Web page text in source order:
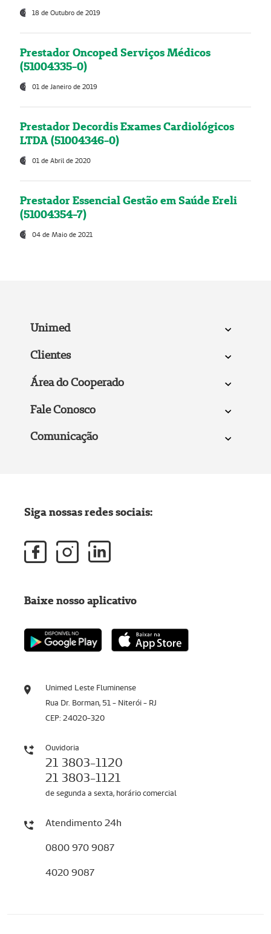
18 de Outubro de 2019
Prestador Oncoped Serviços Médicos
(51004335-0)
01 de Janeiro de 2019
Prestador Decordis Exames Cardiológicos
LTDA (51004346-0)
01 de Abril de 2020
Prestador Essencial Gestão em Saúde Ereli
(51004354-7)
04 de Maio de 2021
Unimed
Clientes
Área do Cooperado
Fale Conosco
Comunicação
Unimed Leste Fluminense
Rua Dr. Borman, 51 - Niterói - RJ
CEP: 24020-320
Ouvidoria
21 3803-1120
21 3803-1121
de segunda a sexta, horário comercial
Atendimento 24h
0800 970 9087
4020 9087
Siga nossas redes sociais:
Baixe nosso aplicativo